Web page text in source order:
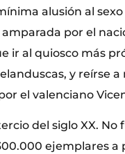
alusión al
por el
ir al quiosco más
y reírse
el valenciano
del siglo XX. No
ejemplares a